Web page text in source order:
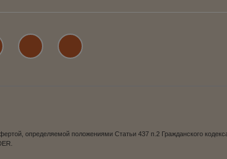
определяемой положениями Статьи 437 п.2 Гражданского